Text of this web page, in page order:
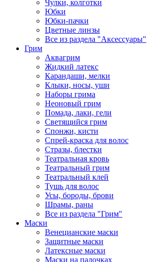
Чулки, колготки
Юбки
Юбки-пачки
Цветные линзы
Все из раздела "Аксессуары"
Грим
Аквагрим
Жидкий латекс
Карандаши, мелки
Клыки, носы, уши
Наборы грима
Неоновый грим
Помада, лаки, гели
Светящийся грим
Спонжи, кисти
Спрей-краска для волос
Стразы, блестки
Театральная кровь
Театральный грим
Театральный клей
Тушь для волос
Усы, бороды, брови
Шрамы, раны
Все из раздела "Грим"
Маски
Венецианские маски
Защитные маски
Латексные маски
Маски на палочках